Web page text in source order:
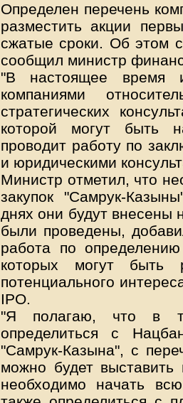
Определен перечень
разместить акции
сжатые сроки. Об этом
сообщил министр
"В настоящее время
компаниями
стратегических
которой могут быть
проводит работу по
и юридическими
Министр отметил, что
закупок "Самрук-
днях они будут внесены
были проведены,
работа по
которых могут
потенциального
IPO.
"Я полагаю, что в
определиться с
"Самрук-Казына", с
можно будет
необходимо начать